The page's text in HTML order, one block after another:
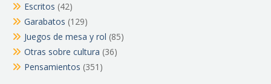
Escritos (42)
Garabatos (129)
Juegos de mesa y rol (85)
Otras sobre cultura (36)
Pensamientos (351)